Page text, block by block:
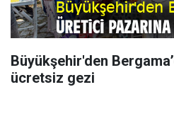
Büyükşehir'den
ücretsiz gezi